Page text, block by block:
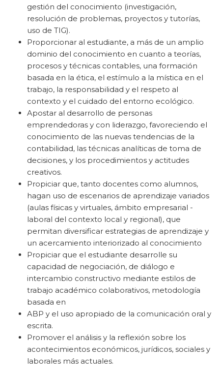
gestión del conocimiento (investigación,
resolución de problemas, proyectos y tutorías,
uso de TIG).
Proporcionar al estudiante, a más de un amplio
dominio del conocimiento en cuanto a teorías,
procesos y técnicas contables, una formación
basada en la ética, el estímulo a la mística en el
trabajo, la responsabilidad y el respeto al
contexto y el cuidado del entorno ecológico.
Apostar al desarrollo de personas
emprendedoras y con liderazgo, favoreciendo el
conocimiento de las nuevas tendencias de la
contabilidad, las técnicas analíticas de toma de
decisiones, y los procedimientos y actitudes
creativos.
Propiciar que, tanto docentes como alumnos,
hagan uso de escenarios de aprendizaje variados
(aulas físicas y virtuales, ámbito empresarial -
laboral del contexto local y regional), que
permitan diversificar estrategias de aprendizaje y
un acercamiento interiorizado al conocimiento
Propiciar que el estudiante desarrolle su
capacidad de negociación, de diálogo e
intercambio constructivo mediante estilos de
trabajo académico colaborativos, metodología
basada en
ABP y el uso apropiado de la comunicación oral y
escrita.
Promover el análisis y la reflexión sobre los
acontecimientos económicos, jurídicos, sociales y
laborales más actuales.